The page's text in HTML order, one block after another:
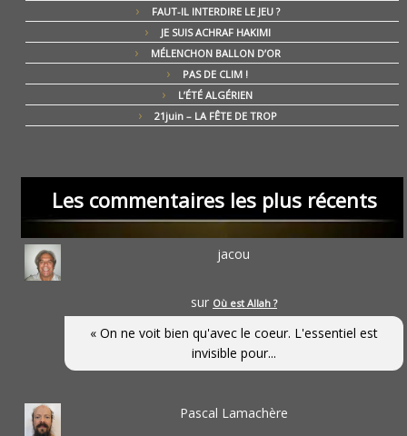
FAUT-IL INTERDIRE LE JEU ?
JE SUIS ACHRAF HAKIMI
MÉLENCHON BALLON D’OR
PAS DE CLIM !
L’ÉTÉ ALGÉRIEN
21juin – LA FÊTE DE TROP
Les commentaires les plus récents
jacou
sur Où est Allah ?
« On ne voit bien qu'avec le coeur. L'essentiel est
invisible pour...
Pascal Lamachère